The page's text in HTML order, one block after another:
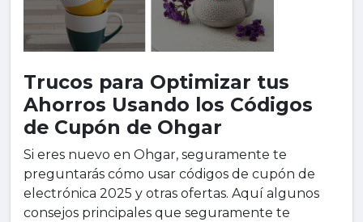
Trucos para Optimizar tus
Ahorros Usando los Códigos
de Cupón de Ohgar
Si eres nuevo en Ohgar, seguramente te
preguntarás cómo usar códigos de cupón de
electrónica 2025 y otras ofertas. Aquí algunos
consejos principales que seguramente te